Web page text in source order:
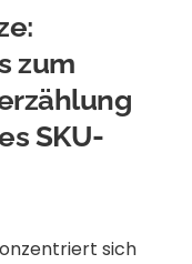
zum
SKU-
sich